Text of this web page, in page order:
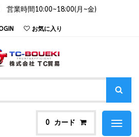
営業時間10:00~18:00(月~金)
お気に入り
0 カード
Toggle